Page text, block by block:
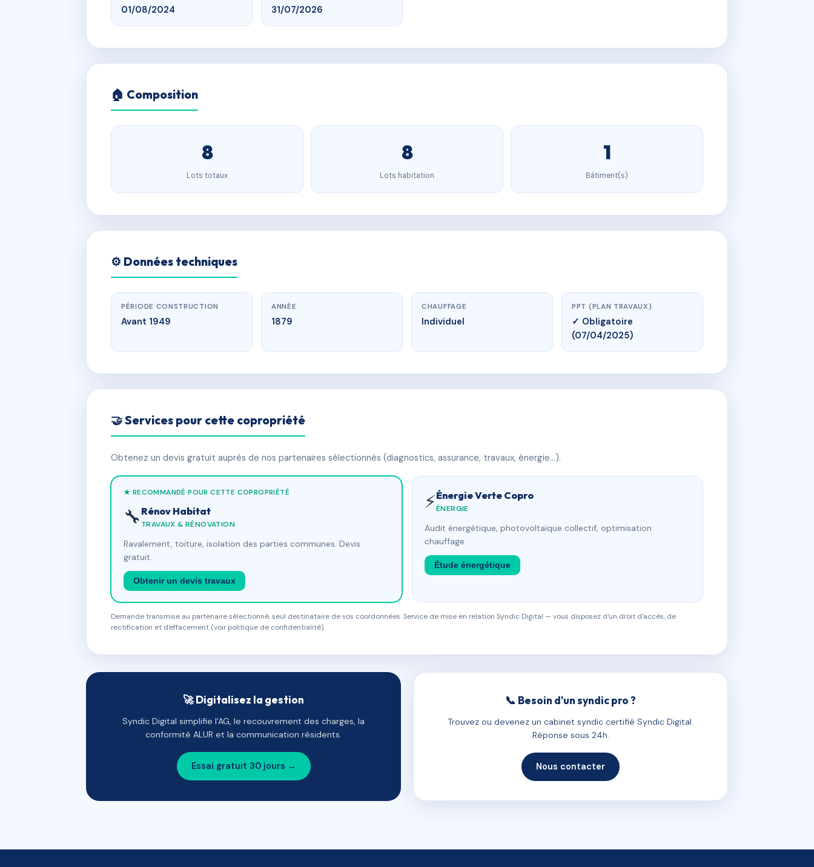
01/08/2024 31/07/2026
🏠 Composition
8
Lots totaux
8
Lots habitation
1
Bâtiment(s)
⚙️ Données techniques
PÉRIODE CONSTRUCTION
Avant 1949
ANNÉE
1879
CHAUFFAGE
Individuel
PPT (PLAN TRAVAUX)
✓ Obligatoire
(07/04/2025)
🤝 Services pour cette copropriété
Obtenez un devis gratuit auprès de nos partenaires sélectionnés (diagnostics, assurance, travaux, énergie…).
★ RECOMMANDÉ POUR CETTE COPROPRIÉTÉ
🔧 Rénov Habitat
TRAVAUX & RÉNOVATION
Ravalement, toiture, isolation des parties communes. Devis
gratuit.
Obtenir un devis travaux
⚡Énergie Verte Copro
ÉNERGIE
Audit énergétique, photovoltaïque collectif, optimisation
chauffage.
Étude énergétique
Demande transmise au partenaire sélectionné, seul destinataire de vos coordonnées. Service de mise en relation Syndic Digital — vous disposez d'un droit d'accès, de
rectification et d'effacement (voir politique de confidentialité).
🚀 Digitalisez la gestion
Syndic Digital simplifie l'AG, le recouvrement des charges, la
conformité ALUR et la communication résidents.
Essai gratuit 30 jours →
📞 Besoin d'un syndic pro ?
Trouvez ou devenez un cabinet syndic certifié Syndic Digital.
Réponse sous 24h.
Nous contacter